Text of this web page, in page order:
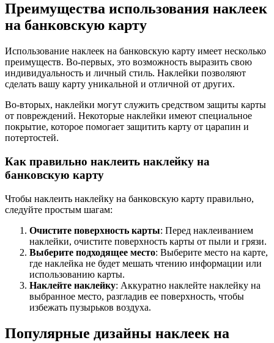
Преимущества использования наклеек
на банковскую карту
Использование наклеек на банковскую карту имеет несколько
преимуществ. Во-первых, это возможность выразить свою
индивидуальность и личный стиль. Наклейки позволяют
сделать вашу карту уникальной и отличной от других.
Во-вторых, наклейки могут служить средством защиты карты
от повреждений. Некоторые наклейки имеют специальное
покрытие, которое помогает защитить карту от царапин и
потертостей.
Как правильно наклеить наклейку на
банковскую карту
Чтобы наклеить наклейку на банковскую карту правильно,
следуйте простым шагам:
Очистите поверхность карты: Перед наклеиванием
наклейки, очистите поверхность карты от пыли и грязи.
Выберите подходящее место: Выберите место на карте,
где наклейка не будет мешать чтению информации или
использованию карты.
Наклейте наклейку: Аккуратно наклейте наклейку на
выбранное место, разгладив ее поверхность, чтобы
избежать пузырьков воздуха.
Популярные дизайны наклеек на